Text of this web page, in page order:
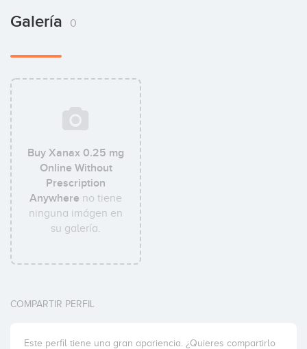
Galería 0
Buy Xanax 0.25 mg
Online Without
Prescription
Anywhere no tiene
ninguna imágen en
su galería.
COMPARTIR PERFIL
Este perfil tiene una gran apariencia. ¿Quieres compartirlo